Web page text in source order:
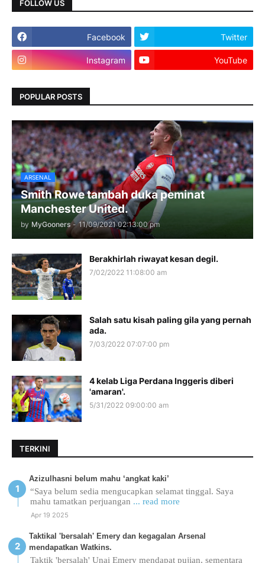
FOLLOW US
Facebook Twitter
Instagram YouTube
POPULAR POSTS
ARSENAL
Smith Rowe tambah duka peminat
Manchester United.
by MyGooners - 11/09/2021 02:13:00 pm
Berakhirlah riwayat kesan degil.
7/02/2022 11:08:00 am
Salah satu kisah paling gila yang pernah
ada.
7/03/2022 07:07:00 pm
4 kelab Liga Perdana Inggeris diberi
'amaran'.
5/31/2022 09:00:00 am
TERKINI
Azizulhasni belum mahu ‘angkat kaki’
“Saya belum sedia mengucapkan selamat tinggal. Saya
mahu tamatkan perjuangan ... read more
Apr 19 2025
Taktikal 'bersalah' Emery dan kegagalan Arsenal
mendapatkan Watkins.
Taktik 'bersalah' Unai Emery mendapat pujian, sementara